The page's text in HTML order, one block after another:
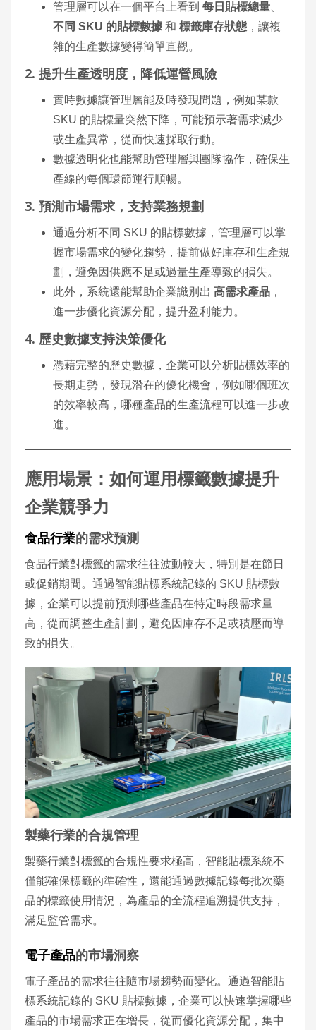
管理層可以在一個平台上看到 每日貼標總量
不同 SKU 的貼標數據 和 標籤庫存狀態 ，讓複
雜的生產數據變得簡單直觀。
2. 提升生產透明度，降低運營風險
實時數據讓管理層能及時發現問題，例如某款
SKU 的貼標量突然下降，可能預示著需求減少
或生產異常，從而快速採取行動。
數據透明化也能幫助管理層與團隊協作，確保生
產線的每個環節運行順暢。
3. 預測市場需求，支持業務規劃
通過分析不同 SKU 的貼標數據，管理層可以掌
握市場需求的變化趨勢，提前做好庫存和生產規
劃，避免因供應不足或過量生產導致的損失。
此外，系統還能幫助企業識別出 高需求產品 ，
進一步優化資源分配，提升盈利能力。
4. 歷史數據支持決策優化
憑藉完整的歷史數據，企業可以分析貼標效率的
長期走勢，發現潛在的優化機會，例如哪個班次
的效率較高，哪種產品的生產流程可以進一步改
進。
應用場景：如何運用標籤數據提升
企業競爭力
食品行業的需求預測
食品行業對標籤的需求往往波動較大，特別是在節日
或促銷期間。通過智能貼標系統記錄的 SKU 貼標數
據，企業可以提前預測哪些產品在特定時段需求量
高，從而調整生產計劃，避免因庫存不足或積壓而導
致的損失。
製藥行業的合規管理
製藥行業對標籤的合規性要求極高，智能貼標系統不
僅能確保標籤的準確性，還能通過數據記錄每批次藥
品的標籤使用情況，為產品的全流程追溯提供支持，
滿足監管需求。
電子產品的市場洞察
電子產品的需求往往隨市場趨勢而變化。通過智能貼
標系統記錄的 SKU 貼標數據，企業可以快速掌握哪些
產品的市場需求正在增長，從而優化資源分配，集中